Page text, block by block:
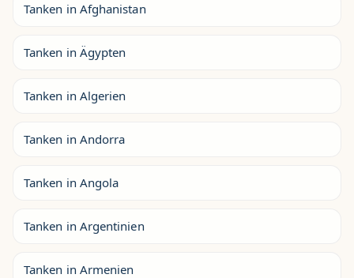
Tanken in Afghanistan
Tanken in Ägypten
Tanken in Algerien
Tanken in Andorra
Tanken in Angola
Tanken in Argentinien
Tanken in Armenien